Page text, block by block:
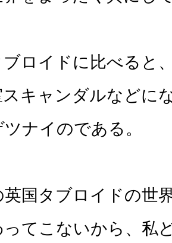
ブロイドに比べると
スキャンダルなどに
ナイのである。
英国タブロイドの世
ってこないから、私